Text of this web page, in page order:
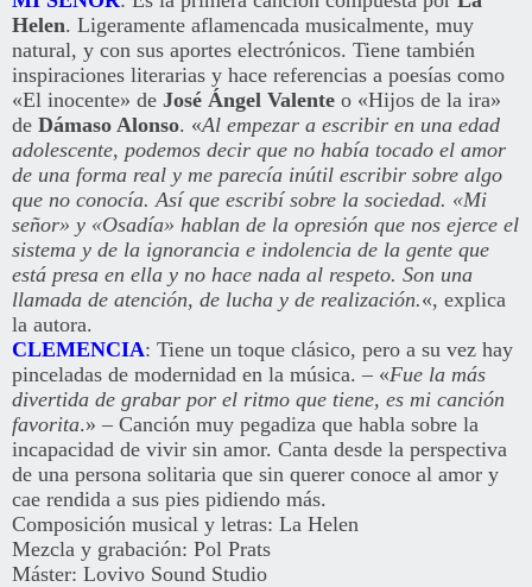
Helen. Ligeramente aflamencada musicalmente, muy
natural, y con sus aportes electrónicos. Tiene también
inspiraciones literarias y hace referencias a poesías como
«El inocente» de José Ángel Valente o «Hijos de la ira»
de Dámaso Alonso. «Al empezar a escribir en una edad
adolescente, podemos decir que no había tocado el amor
de una forma real y me parecía inútil escribir sobre algo
que no conocía. Así que escribí sobre la sociedad. «Mi
señor» y «Osadía» hablan de la opresión que nos ejerce el
sistema y de la ignorancia e indolencia de la gente que
está presa en ella y no hace nada al respeto. Son una
llamada de atención, de lucha y de realización.«, explica
la autora.
CLEMENCIA: Tiene un toque clásico, pero a su vez hay
pinceladas de modernidad en la música. – «Fue la más
divertida de grabar por el ritmo que tiene, es mi canción
favorita.» – Canción muy pegadiza que habla sobre la
incapacidad de vivir sin amor. Canta desde la perspectiva
de una persona solitaria que sin querer conoce al amor y
cae rendida a sus pies pidiendo más.
Composición musical y letras: La Helen
Mezcla y grabación: Pol Prats
Máster: Lovivo Sound Studio